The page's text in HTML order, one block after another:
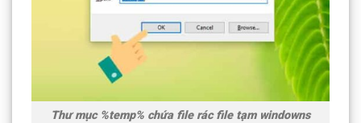
Thư mục %temp% chứa file rác file tạm windowns